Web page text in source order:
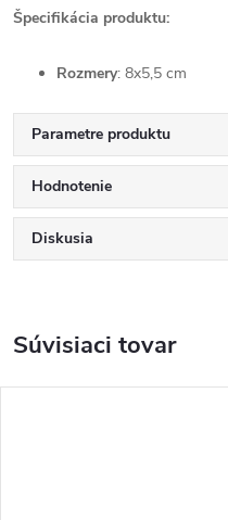
Špecifikácia produktu:
Rozmery: 8x5,5 cm
Parametre produktu
Hodnotenie
Diskusia
Súvisiaci tovar